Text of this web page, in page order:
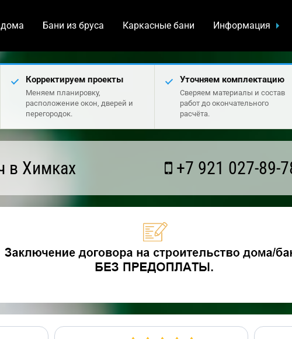
Бани из бруса Каркасные бани Информация
Корректируем проекты
Меняем планировку,
расположение окон, дверей и
перегородок.
Уточняем комплектацию
Сверяем материалы и состав
работ до окончательного
расчёта.
в Химках +7 921 027-89-